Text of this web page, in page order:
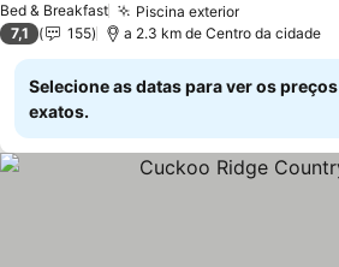
Bed & Breakfast Piscina exterior
7,1 155 a 2.3 km de Centro da cidade
Selecione as datas para ver os preços
exatos.